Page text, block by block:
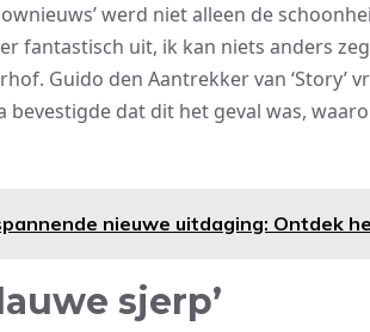
werd niet alleen de
fantastisch uit, ik kan niets anders
Guido den Aantrekker van ‘Story’
bevestigde dat dit het geval was,
nieuwe uitdaging: Ontdek
sjerp’